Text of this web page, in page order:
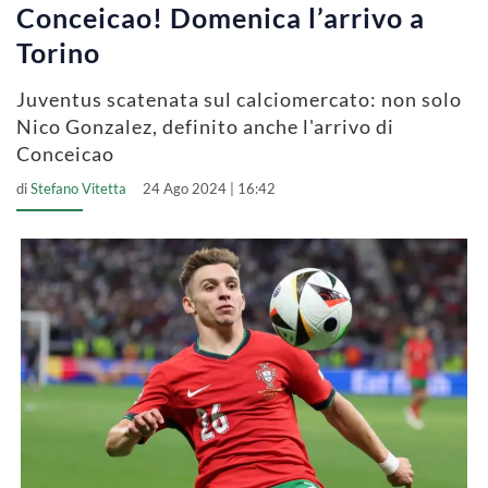
Conceicao! Domenica l’arrivo a
Torino
Juventus scatenata sul calciomercato: non solo
Nico Gonzalez, definito anche l'arrivo di
Conceicao
diStefano Vitetta 24 Ago 2024 | 16:42